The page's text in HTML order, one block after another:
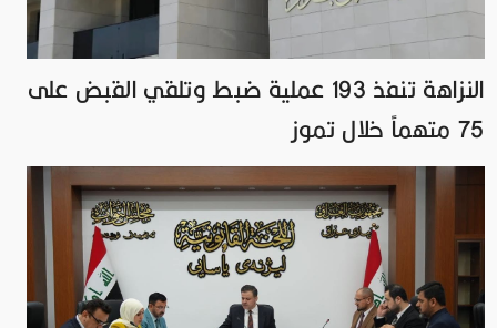
النزاهة تنفذ 193 عملية ضبط وتلقي القبض على
75 متهماً خلال تموز